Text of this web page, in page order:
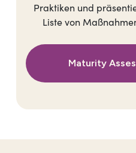
Praktiken und
Liste von
Maturity